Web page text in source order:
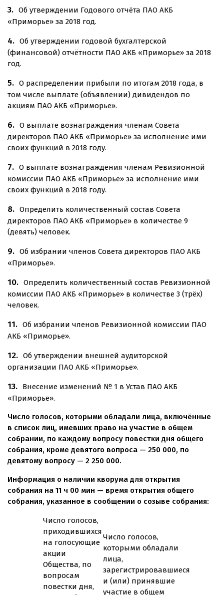
Об утверждении Годового отчёта ПАО АКБ
«Приморье» за 2018 год.
Об утверждении годовой бухгалтерской
(финансовой) отчётности ПАО АКБ «Приморье» за 2018
год.
О распределении прибыли по итогам 2018 года, в
том числе выплате (объявлении) дивидендов по
акциям ПАО АКБ «Приморье».
О выплате вознаграждения членам Совета
директоров ПАО АКБ «Приморье» за исполнение ими
своих функций в 2018 году.
О выплате вознаграждения членам Ревизионной
комиссии ПАО АКБ «Приморье» за исполнение ими
своих функций в 2018 году.
Определить количественный состав Совета
директоров ПАО АКБ «Приморье» в количестве 9
(девять) человек.
Об избрании членов Совета директоров ПАО АКБ
«Приморье».
Определить количественный состав Ревизионной
комиссии ПАО АКБ «Приморье» в количестве 3 (трёх)
человек.
Об избрании членов Ревизионной комиссии ПАО
АКБ «Приморье».
Об утверждении внешней аудиторской
организации ПАО АКБ «Приморье».
Внесение изменений № 1 в Устав ПАО АКБ
«Приморье».
Число голосов, которыми обладали лица, включённые
в список лиц, имевших право на участие в общем
собрании, по каждому вопросу повестки дня общего
собрания, кроме девятого вопроса — 250 000, по
девятому вопросу — 2 250 000.
Информация о наличии кворума для открытия
собрания на 11 ч 00 мин — время открытия общего
собрания, указанное в сообщении о созыве собрания:
Число голосов,
приходившихся
на голосующие
акции
Общества, по
вопросам
повестки дня,
Число голосов,
которыми обладали
лица,
зарегистрировавшиеся
и (или) принявшие
участие в общем